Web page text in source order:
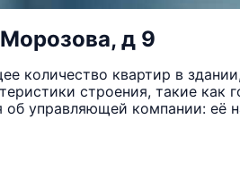
д 9
квартир в
строения, такие как
управляющей компании: её